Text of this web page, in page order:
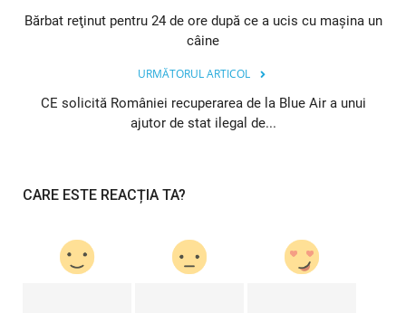
Bărbat reţinut pentru 24 de ore după ce a ucis cu maşina un
câine
URMĂTORUL ARTICOL
CE solicită României recuperarea de la Blue Air a unui
ajutor de stat ilegal de...
CARE ESTE REACȚIA TA?